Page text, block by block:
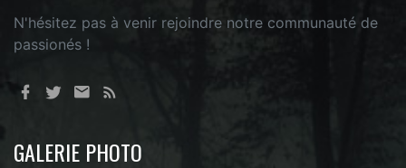
N'hésitez pas à venir rejoindre notre communauté de
passionés !
GALERIE PHOTO